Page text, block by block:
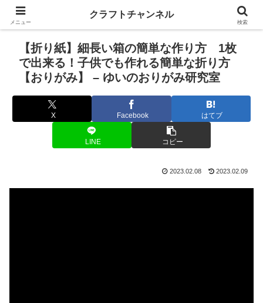
【折り紙】細長い箱の簡単な作り方 1枚
で出来る！子供でも作れる簡単な折り方
【おりがみ】 – ゆいのおりがみ研究室
X Facebook はてブ
LINE コピー
2023.02.08 2023.02.09
メニュー
クラフトチャンネル
検索